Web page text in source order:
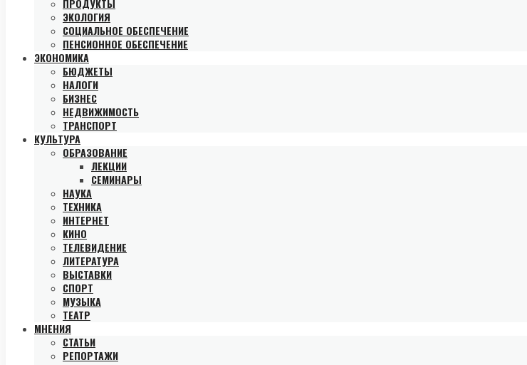
ПРОДУКТЫ
ЭКОЛОГИЯ
СОЦИАЛЬНОЕ ОБЕСПЕЧЕНИЕ
ПЕНСИОННОЕ ОБЕСПЕЧЕНИЕ
ЭКОНОМИКА
БЮДЖЕТЫ
НАЛОГИ
БИЗНЕС
НЕДВИЖИМОСТЬ
ТРАНСПОРТ
КУЛЬТУРА
ОБРАЗОВАНИЕ
ЛЕКЦИИ
СЕМИНАРЫ
НАУКА
ТЕХНИКА
ИНТЕРНЕТ
КИНО
ТЕЛЕВИДЕНИЕ
ЛИТЕРАТУРА
ВЫСТАВКИ
СПОРТ
МУЗЫКА
ТЕАТР
МНЕНИЯ
СТАТЬИ
РЕПОРТАЖИ